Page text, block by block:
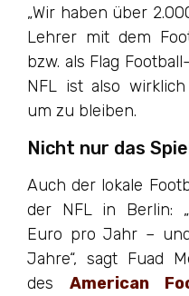
„Wir haben über
Lehrer mit dem
bzw. als Flag
NFL ist also
um zu bleiben.
Nicht nur das
Auch der lokale
der NFL in Berlin:
Euro pro Jahr –
Jahre“, sagt Fuad
des American